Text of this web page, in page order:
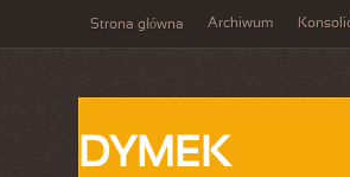
Strona główna Archiwum
DYMEK